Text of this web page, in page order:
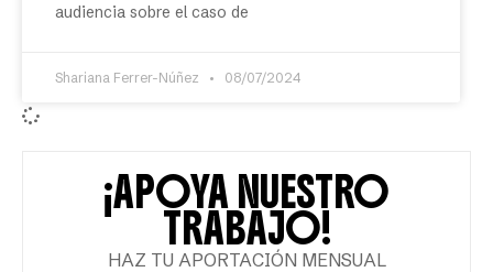
audiencia sobre el caso de
Shariana Ferrer-Núñez 08/07/2024
¡APOYA NUESTRO
TRABAJO!
HAZ TU APORTACIÓN MENSUAL